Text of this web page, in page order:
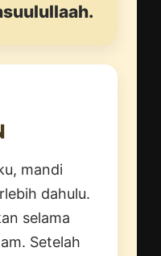
mandi
dahulu.
selama
Setelah